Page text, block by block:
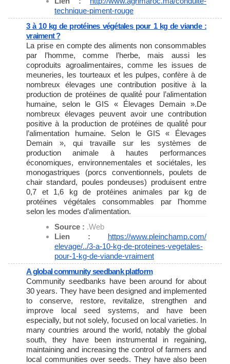
technique-piment-rouge
3 à 10 kg de protéines végétales pour 1 kg de viande :
vraiment ?
La prise en compte des aliments non consommables
par l’homme, comme l’herbe, mais aussi les
coproduits agroalimentaires, comme les issues de
meuneries, les tourteaux et les pulpes, confère à de
nombreux élevages une contribution positive à la
production de protéines de qualité́ pour l’alimentation
humaine, selon le GIS « Élevages Demain ».De
nombreux élevages peuvent avoir une contribution
positive à la production de protéines de qualité́ pour
l’alimentation humaine. Selon le GIS « Élevages
Demain », qui travaille sur les systèmes de
production animale à hautes performances
économiques, environnementales et sociétales, les
monogastriques (porcs conventionnels, poulets de
chair standard, poules pondeuses) produisent entre
0,7 et 1,6 kg de protéines animales par kg de
protéines végétales consommables par l’homme
selon les modes d’alimentation.
Source : .Web
Lien : https://www.pleinchamp.com/
elevage/../3-a-10-kg-de-proteines-vegetales-
pour-1-kg-de-viande-vraiment
A global community seedbank platform
Community seedbanks have been around for about
30 years. They have been designed and implemented
to conserve, restore, revitalize, strengthen and
improve local seed systems, and have been
especially, but not solely, focused on local varieties. In
many countries around the world, notably the global
south, they have been instrumental in regaining,
maintaining and increasing the control of farmers and
local communities over seeds. They have also been